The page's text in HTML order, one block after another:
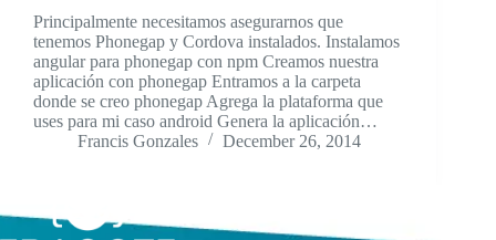
Principalmente necesitamos asegurarnos que
tenemos Phonegap y Cordova instalados. Instalamos
angular para phonegap con npm Creamos nuestra
aplicación con phonegap Entramos a la carpeta
donde se creo phonegap Agrega la plataforma que
uses para mi caso android Genera la aplicación…
Francis Gonzales
December 26, 2014